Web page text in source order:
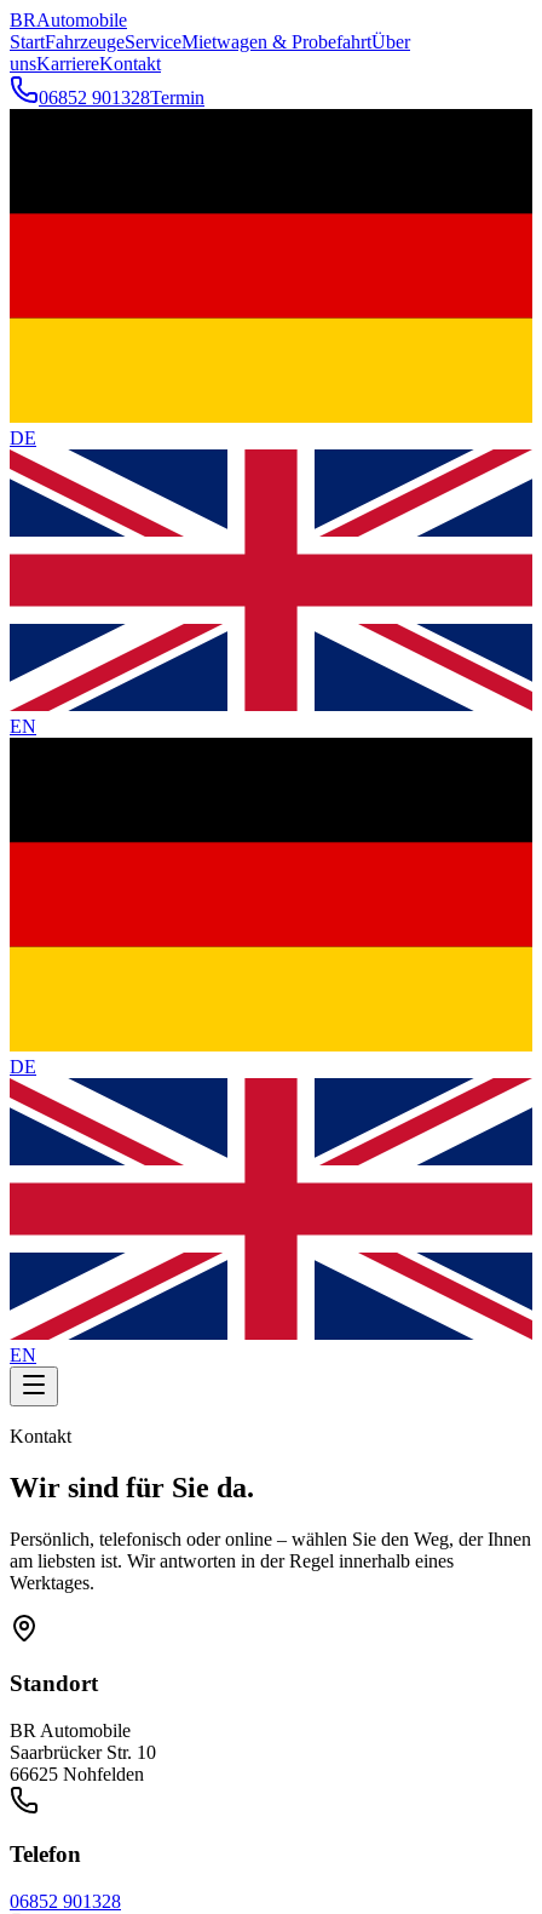
BRAutomobile
StartFahrzeugeServiceMietwagen & ProbefahrtÜber
unsKarriereKontakt
06852 901328Termin
DE
EN
DE
EN
Kontakt
Wir sind für Sie da.
Persönlich, telefonisch oder online – wählen Sie den Weg, der Ihnen
am liebsten ist. Wir antworten in der Regel innerhalb eines
Werktages.
Standort
BR Automobile
Saarbrücker Str. 10
66625 Nohfelden
Telefon
06852 901328